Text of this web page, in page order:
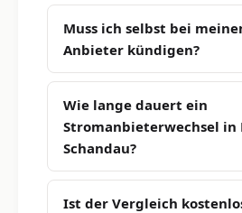
Muss ich selbst bei
Anbieter kündigen?
Wie lange dauert ein
Stromanbieterwechsel in
Schandau?
Ist der Vergleich